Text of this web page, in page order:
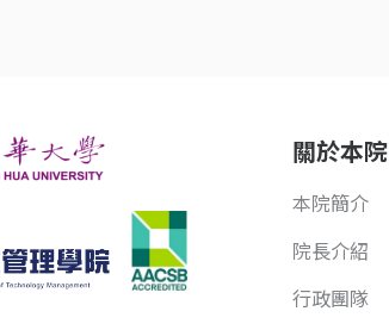
關於本院
本院簡介
院長介紹
行政團隊